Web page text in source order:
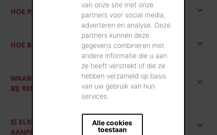
van onze site met onze
partners voor social media,
adverteren en analyse. Deze
partners kunnen deze
gegevens combineren met
andere informatie die u aan
ze heeft verstrekt of die ze
hebben verzameld op basis
van uw gebruik van hun
services.
Alle cookies
toestaan
HOE PAKT U UW RENOVATIE AAN?
HOE BEGIN IK AAN EEN RENOVATIE?
WAAROM IS EEN ENERGETISCH PLAN BELANGRIJK
BIJ RENOVATIE?
IS ELKE RENOVATIE GESCHIKT VOOR DEZELFDE
AANPAK?